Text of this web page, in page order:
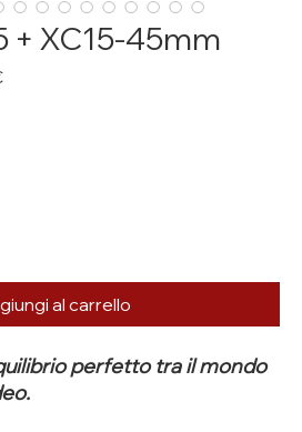
+ XC15-45mm
Prezzo
al carrello
perfetto tra il mondo